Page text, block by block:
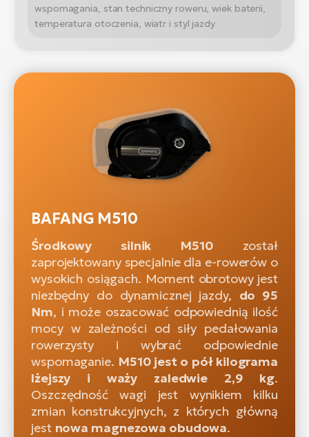
wspomagania, stan techniczny roweru, wiek baterii,
temperatura otoczenia, wiatr i styl jazdy
BAFANG M510
Środkowy silnik M510został
zaprojektowany specjalnie dla e-rowerów o
wysokich osiągach. Moment obrotowy jest
niezbędny do dynamicznej jazdy, do 95
Nm, i może oszacować odpowiednią ilość
mocy w zależności od siły pedałowania
rowerzysty i wybrać odpowiednie
wspomaganie. M510 jest o pół kilograma
lżejszy i waży zaledwie 2,9 kg.
Oszczędność wagi jest wynikiem kilku
zmian konstrukcyjnych, z których główną
jest nowa magnezowa obudowa.